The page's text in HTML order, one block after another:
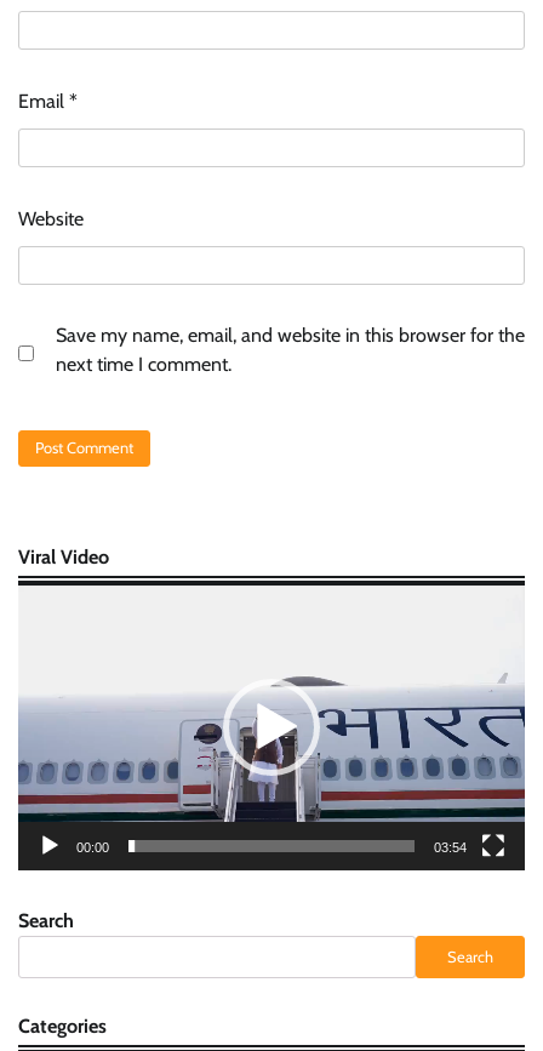
Email *
Website
Save my name, email, and website in this browser for the
next time I comment.
Viral Video
00:00 03:54
Search
Search
Categories